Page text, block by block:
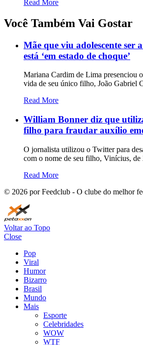
Read More
Você Também Vai Gostar
Mãe que viu adolescente ser
está ‘em estado de choque’
Mariana Cardim de Lima presenciou
vida de seu único filho, João Gabriel
Read More
William Bonner diz que
filho para fraudar auxílio
O jornalista utilizou o Twitter para
com o nome de seu filho, Vinícius, de
Read More
© 2026 por Feedclub - O clube do melhor
Voltar ao Topo
Close
Pop
Viral
Humor
Bizarro
Brasil
Mundo
Mais
Esporte
Celebridades
WOW
WTF